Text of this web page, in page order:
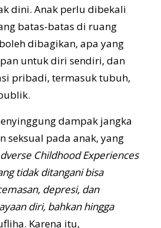
dini. Anak perlu dibekali
batas-batas di ruang
dibagikan, apa yang
untuk diri sendiri, dan
pribadi, termasuk tubuh,
dampak jangka
seksual pada anak, yang
Childhood Experiences
tidak ditangani bisa
depresi, dan
diri, bahkan hingga
Karena itu,